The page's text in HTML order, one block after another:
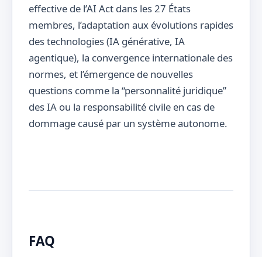
effective de l’AI Act dans les 27 États
membres, l’adaptation aux évolutions rapides
des technologies (IA générative, IA
agentique), la convergence internationale des
normes, et l’émergence de nouvelles
questions comme la “personnalité juridique”
des IA ou la responsabilité civile en cas de
dommage causé par un système autonome.
FAQ